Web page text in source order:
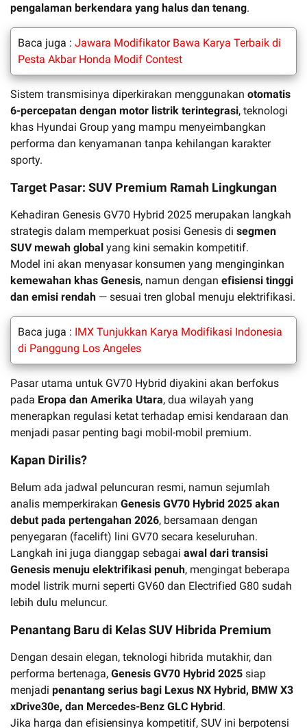
pengalaman berkendara yang halus dan tenang.
Baca juga : Jawara Modifikator Bawa Karya Terbaik di
Pesta Akbar Honda Modif Contest
Sistem transmisinya diperkirakan menggunakan otomatis
6-percepatan dengan motor listrik terintegrasi, teknologi
khas Hyundai Group yang mampu menyeimbangkan
performa dan kenyamanan tanpa kehilangan karakter
sporty.
Target Pasar: SUV Premium Ramah Lingkungan
Kehadiran Genesis GV70 Hybrid 2025 merupakan langkah
strategis dalam memperkuat posisi Genesis di segmen
SUV mewah global yang kini semakin kompetitif.
Model ini akan menyasar konsumen yang menginginkan
kemewahan khas Genesis, namun dengan efisiensi tinggi
dan emisi rendah — sesuai tren global menuju elektrifikasi.
Baca juga : IMX Tunjukkan Karya Modifikasi Indonesia
di Panggung Los Angeles
Pasar utama untuk GV70 Hybrid diyakini akan berfokus
pada Eropa dan Amerika Utara, dua wilayah yang
menerapkan regulasi ketat terhadap emisi kendaraan dan
menjadi pasar penting bagi mobil-mobil premium.
Kapan Dirilis?
Belum ada jadwal peluncuran resmi, namun sejumlah
analis memperkirakan Genesis GV70 Hybrid 2025 akan
debut pada pertengahan 2026, bersamaan dengan
penyegaran (facelift) lini GV70 secara keseluruhan.
Langkah ini juga dianggap sebagai awal dari transisi
Genesis menuju elektrifikasi penuh, mengingat beberapa
model listrik murni seperti GV60 dan Electrified G80 sudah
lebih dulu meluncur.
Penantang Baru di Kelas SUV Hibrida Premium
Dengan desain elegan, teknologi hibrida mutakhir, dan
performa bertenaga, Genesis GV70 Hybrid 2025 siap
menjadi penantang serius bagi Lexus NX Hybrid, BMW X3
xDrive30e, dan Mercedes-Benz GLC Hybrid.
Jika harga dan efisiensinya kompetitif, SUV ini berpotensi